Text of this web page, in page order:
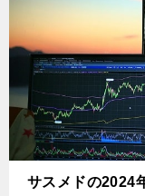
サスメドの2024